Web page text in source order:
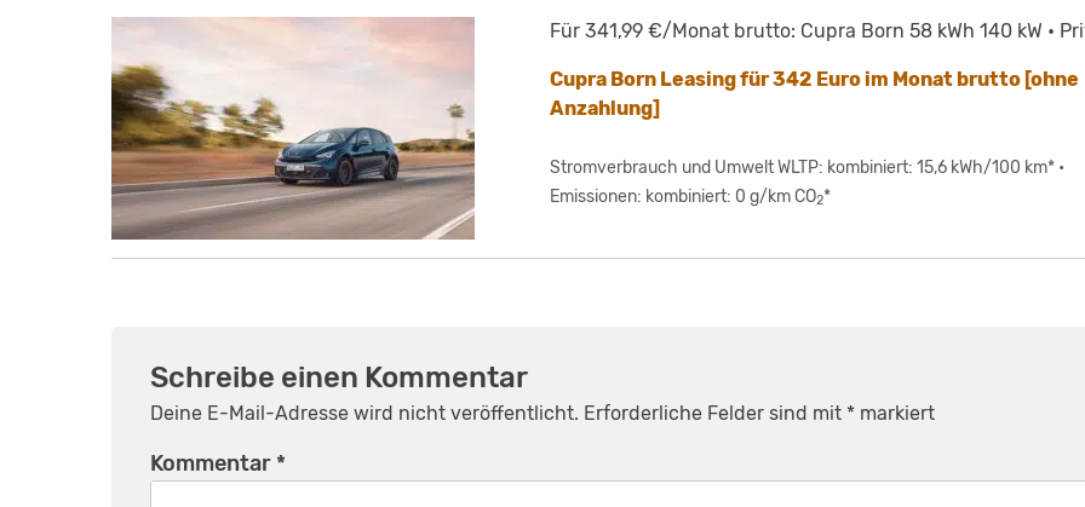
Für 341,99 €/Monat brutto: Cupra Born 58 kWh 140 kW •
Cupra Born Leasing für 342 Euro im Monat brutto [ohne
Anzahlung]
Stromverbrauch und Umwelt WLTP: kombiniert: 15,6 kWh/100 km* •
Emissionen: kombiniert: 0 g/km CO2*
Schreibe einen Kommentar
Deine E-Mail-Adresse wird nicht veröffentlicht. Erforderliche Felder sind mit * markiert
Kommentar *